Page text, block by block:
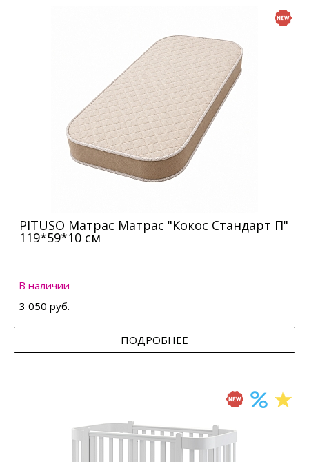
PITUSO Матрас Матрас "Кокос Стандарт П"
119*59*10 см
В наличии
3 050 руб.
ПОДРОБНЕЕ